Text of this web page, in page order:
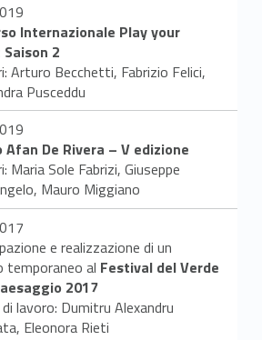
Internazionale Play your
2
Arturo Becchetti, Fabrizio Felici,
Pusceddu
Afan De Rivera – V edizione
Maria Sole Fabrizi, Giuseppe
Mauro Miggiano
e realizzazione di un
temporaneo al Festival del Verde
2017
lavoro: Dumitru Alexandru
Eleonora Rieti